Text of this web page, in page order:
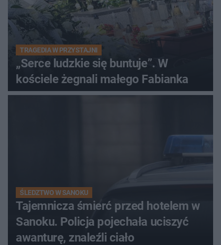
TRAGEDIA W PRZYSTAJNI
„Serce ludzkie się buntuje”. W
kościele żegnali małego Fabianka
ŚLEDZTWO W SANOKU
Tajemnicza śmierć przed hotelem w
Sanoku. Policja pojechała uciszyć
awanturę, znaleźli ciało